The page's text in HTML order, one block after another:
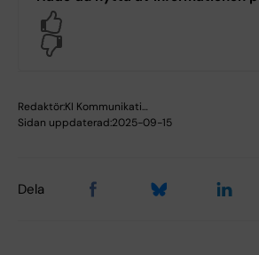
Redaktör:KI Kommunikati…
Sidan uppdaterad:2025-09-15
Dela